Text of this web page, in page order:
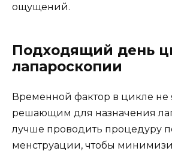
ощущений.
Подходящий день
лапароскопии
Временной фактор в цикле не
решающим для назначения
лучше проводить процедуру
менструации, чтобы